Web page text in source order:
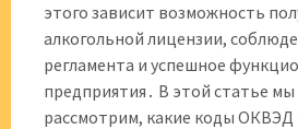
этого зависит возможность
алкогольной лицензии,
регламента и успешное
предприятия․ В этой статье
рассмотрим, какие коды ОКВЭД